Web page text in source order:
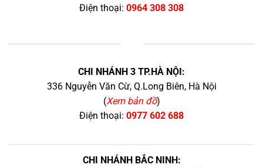
Điện thoại: 0964 308 308
CHI NHÁNH 3 TP.HÀ NỘI:
336 Nguyễn Văn Cừ, Q.Long Biên, Hà Nội
(Xem bản đồ)
Điện thoại: 0977 602 688
CHI NHÁNH BẮC NINH: